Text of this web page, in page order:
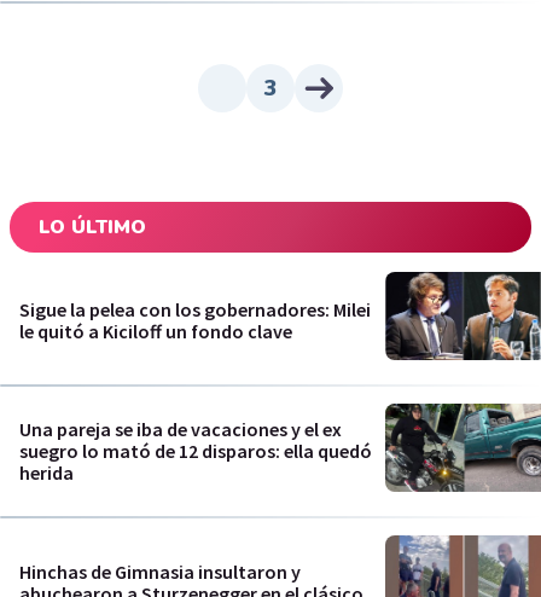
3
LO ÚLTIMO
Sigue la pelea con los gobernadores: Milei
le quitó a Kiciloff un fondo clave
Una pareja se iba de vacaciones y el ex
suegro lo mató de 12 disparos: ella quedó
herida
Hinchas de Gimnasia insultaron y